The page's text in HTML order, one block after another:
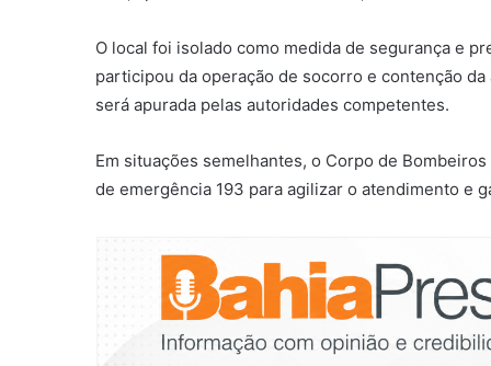
O local foi isolado como medida de segurança e
participou da operação de socorro e contenção
será apurada pelas autoridades competentes.
Em situações semelhantes, o Corpo de
de emergência 193 para agilizar o atendimento e